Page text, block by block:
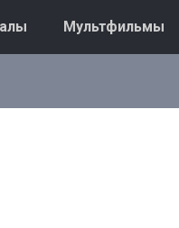
Мультфильмы